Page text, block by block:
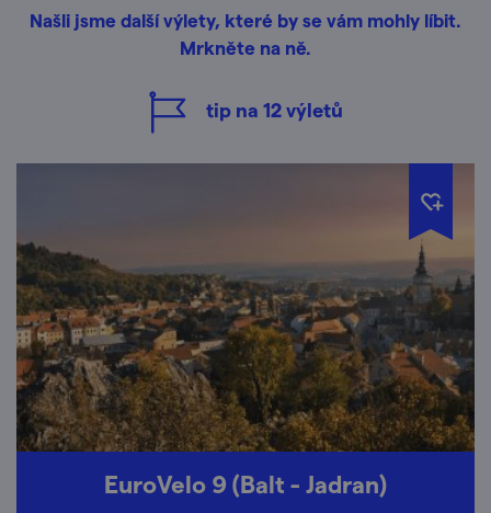
Našli jsme další výlety, které by se vám mohly líbit.
Mrkněte na ně.
tip na 12výletů
EuroVelo 9 (Balt - Jadran)